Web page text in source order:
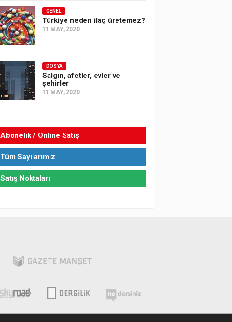
GENEL
Türkiye neden ilaç üretemez?
11 MAY, 2020
DOSYA
Salgın, afetler, evler ve
şehirler
11 MAY, 2020
Abonelik / Online Satış
Tüm Sayılarımız
Satış Noktaları